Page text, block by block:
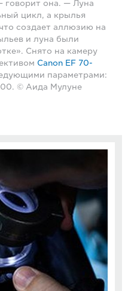
говорит она. — Луна
цикл, а крылья
создает аллюзию на
и луна были
Снято на камеру
Canon EF 70-
параметрами:
© Аида Мулуне